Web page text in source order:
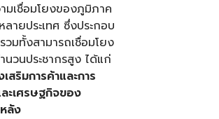
มเชื่อมโยงของภูมิภาค
ายประเทศ ซึ่งประกอบ
วมทั้งสามารถเชื่อมโยง
นวนประชากรสูง ได้แก่
สริมการค้าและการ
ะเศรษฐกิจของ
ลัง